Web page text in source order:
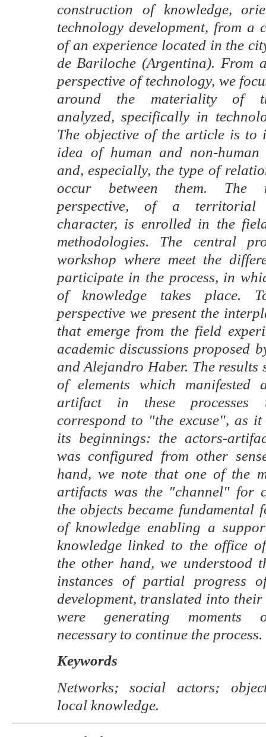
construction of knowledge,
technology development, from a
of an experience located in the
de Bariloche (Argentina). From
perspective of technology, we
around the materiality of
analyzed, specifically in
The objective of the article is to
idea of human and non-human
and, especially, the type of
occur between them. The
perspective, of a territorial
character, is enrolled in the
methodologies. The central
workshop where meet the
participate in the process, in
of knowledge takes place.
perspective we present the
that emerge from the field
academic discussions proposed
and Alejandro Haber. The results
of elements which
artifact in these
correspond to "the excuse", as
its beginnings: the actors-
was configured from other
hand, we note that one of the
artifacts was the "channel" for
the objects became fundamental
of knowledge enabling a
knowledge linked to the office
the other hand, we understood
instances of partial progress
development, translated into
were generating moments
necessary to continue the process.
Keywords
Networks; social actors;
local knowledge.